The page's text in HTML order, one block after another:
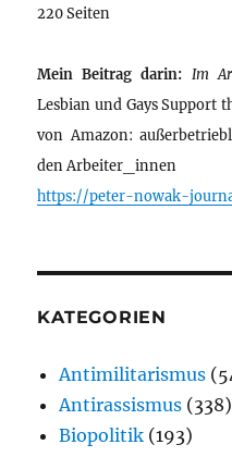
220 Seiten
Mein Beitrag darin: Im
Lesbian und Gays Support
von Amazon:
den Arbeiter_innen
https://peter-nowak-
KATEGORIEN
Antimilitarismus
Antirassismus (338)
Biopolitik (193)